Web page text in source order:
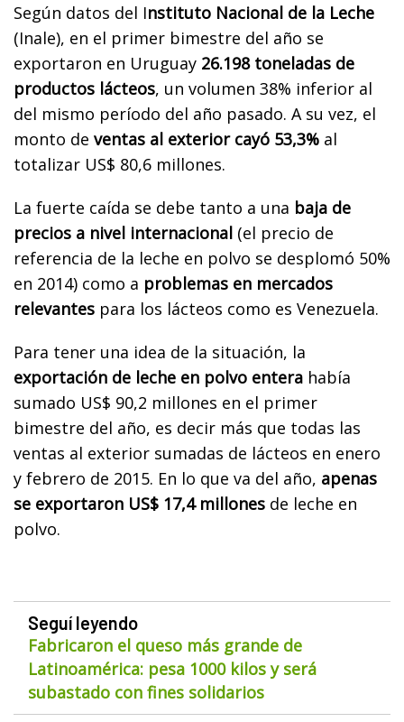
Según datos del Instituto Nacional de la Leche
(Inale), en el primer bimestre del año se
exportaron en Uruguay 26.198 toneladas de
productos lácteos, un volumen 38% inferior al
del mismo período del año pasado. A su vez, el
monto de ventas al exterior cayó 53,3% al
totalizar US$ 80,6 millones.
La fuerte caída se debe tanto a una baja de
precios a nivel internacional (el precio de
referencia de la leche en polvo se desplomó 50%
en 2014) como a problemas en mercados
relevantes para los lácteos como es Venezuela.
Para tener una idea de la situación, la
exportación de leche en polvo entera había
sumado US$ 90,2 millones en el primer
bimestre del año, es decir más que todas las
ventas al exterior sumadas de lácteos en enero
y febrero de 2015. En lo que va del año, apenas
se exportaron US$ 17,4 millones de leche en
polvo.
Seguí leyendo
Fabricaron el queso más grande de
Latinoamérica: pesa 1000 kilos y será
subastado con fines solidarios